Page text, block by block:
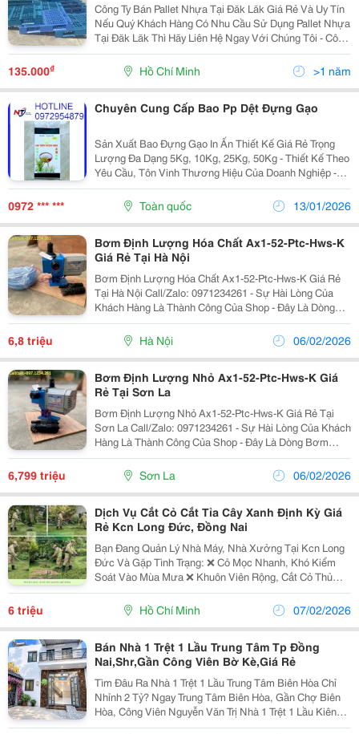
Công Ty Bán Pallet Nhựa Tại Đăk Lăk Giá Rẻ Và Uy Tín
Nếu Quý Khách Hàng Có Nhu Cầu Sử Dụng Pallet Nhựa
Tại Đăk Lăk Thì Hãy Liên Hệ Ngay Với Chúng Tôi - Công
Ty Tnhh Công Nghiệp Thanh Phát Qua Hotline
0973.021.864 (24/7) Để Được Tư Vấn Và Báo Giá...
135.000₫ Hồ Chí Minh >1 năm
Chuyên Cung Cấp Bao Pp Dệt Đựng Gạo
Sản Xuất Bao Đựng Gạo In Ấn Thiết Kế Giá Rẻ Trọng
Lượng Đa Dạng 5Kg, 10Kg, 25Kg, 50Kg - Thiết Kế Theo
Yêu Cầu, Tôn Vinh Thương Hiệu Của Doanh Nghiệp -
Bền Chắc, Dẻo Dai Bảo Vệ Sản Phẩm Tốt Nhất - Màu
Sắc Bắt Mắt, Mẫu Mã Đa Dạng - Hình Ảnh Chuyên...
0972 *** *** Toàn quốc 13/01/2026
Bơm Định Lượng Hóa Chất Ax1-52-Ptc-Hws-K
Giá Rẻ Tại Hà Nội
Bơm Định Lượng Hóa Chất Ax1-52-Ptc-Hws-K Giá Rẻ
Tại Hà Nội Call/Zalo: 0971234261 - Sự Hài Lòng Của
Khách Hàng Là Thành Công Của Shop - Đây Là Dòng
Bơm Chuyên Dụng Dùng Để Bơm Hóa Chất, Dung Dịch,
Chất Lỏng Có Độ Nhớt Thấp &Ndash; Trung Bình Với...
6,8 triệu Hà Nội 06/02/2026
Bơm Định Lượng Nhỏ Ax1-52-Ptc-Hws-K Giá
Rẻ Tại Sơn La
Bơm Định Lượng Nhỏ Ax1-52-Ptc-Hws-K Giá Rẻ Tại
Sơn La Call/Zalo: 0971234261 - Sự Hài Lòng Của Khách
Hàng Là Thành Công Của Shop - Đây Là Dòng Bơm
Chuyên Dụng Dùng Để Bơm Hóa Chất, Dung Dịch, Chất
Lỏng Có Độ Nhớt Thấp &Ndash; Trung Bình Với Độ...
6,799 triệu Sơn La 06/02/2026
Dịch Vụ Cắt Cỏ Cắt Tỉa Cây Xanh Định Kỳ Giá
Rẻ Kcn Long Đức, Đồng Nai
Bạn Đang Quản Lý Nhà Máy, Nhà Xưởng Tại Kcn Long
Đức Và Gặp Tình Trạng: ❌ Cỏ Mọc Nhanh, Khó Kiểm
Soát Vào Mùa Mưa ❌ Khuôn Viên Rộng, Cắt Cỏ Thủ
Công Tốn Nhiều Chi Phí ❌ Cây Xanh Rậm Rạp, Ảnh
Hưởng Mỹ Quan Và An Toàn ❌ Nguy Cơ Mất An Toàn
Pccc Do...
6 triệu Hồ Chí Minh 07/02/2026
Bán Nhà 1 Trệt 1 Lầu Trung Tâm Tp Đồng
Nai,Shr,Gần Công Viên Bờ Kè,Giá Rẻ
Tìm Đâu Ra Nhà 1 Trệt 1 Lầu Trung Tâm Biên Hòa Chỉ
Nhỉnh 2 Tỷ? Ngay Trung Tâm Biên Hòa, Gần Chợ Biên
Hòa, Công Viên Nguyễn Văn Trị Nhà 1 Trệt 1 Lầu Kiên
Cố, Dt 51M&Sup2;, Shr Thổ Cư 100%, Hoàn Công Đầy